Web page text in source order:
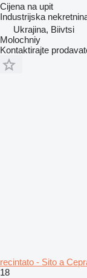
Cijena na upit
Industrijska
Ukrajina, Biivtsi
Molochniy
Kontaktirajte
recintato - Sito a
18